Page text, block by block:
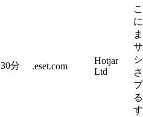
30分 .eset.com
Hotjar
Ltd